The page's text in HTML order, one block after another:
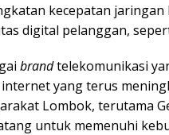
kecepatan
digital pelanggan,
brandtelekomunikasi
yang terus
Lombok, terutama
untuk memenuhi